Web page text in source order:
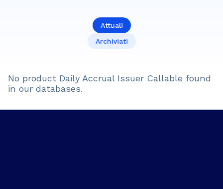
Attuali
Archiviati
No product Daily Accrual Issuer Callable found
in our databases.